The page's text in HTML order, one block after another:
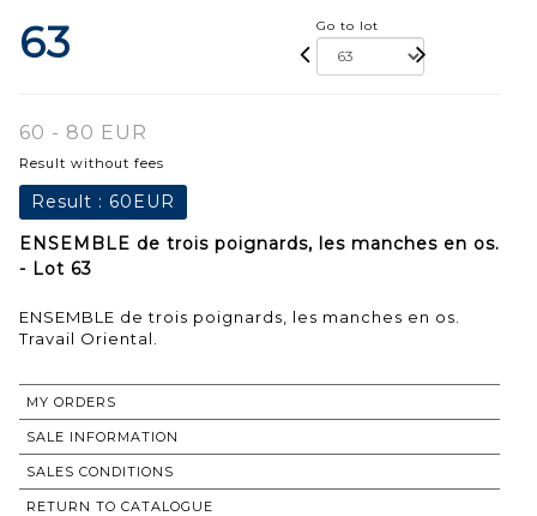
63 Go to lot
60 - 80 EUR
Result without fees
Result : 60EUR
ENSEMBLE de trois poignards, les manches en os.
- Lot 63
ENSEMBLE de trois poignards, les manches en os.
Travail Oriental.
MY ORDERS
SALE INFORMATION
SALES CONDITIONS
RETURN TO CATALOGUE